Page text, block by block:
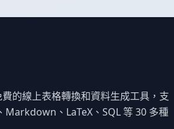
的線上表格轉換和資料生成工具，支
Markdown、LaTeX、SQL 等 30 多種